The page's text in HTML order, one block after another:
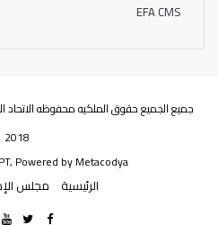
EFA CMS
جميع الجميع حقوق الملكيه محفوظه
2018
, Powered byMetacodya
الرئيسية مجلس